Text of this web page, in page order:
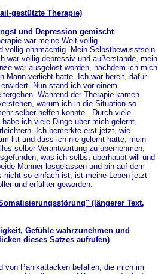
gestützte Therapie)
und Depression gemischt
war meine Welt völlig
völlig ohnmächtig. Mein Selbstbewusstsein
war völlig depressiv und außerstande, mein
war ausgelöst worden, nachdem ich mich
Mann verliebt hatte. Ich war bereit, dafür
Nun stand ich vor einem
Während der Therapie kamen
warum ich in die Situation so
selber helfen konnte. Durch viele
ich viele Dinge über mich gelernt,
Ich bemerkte erst jetzt, wie
litt und dass ich nie gelernt hatte, mein
selber Verantwortung zu übernehmen,
was ich selbst überhaupt will und
Männer losgelassen und bin auf dem
nicht so einfach ist, ist meine Leben jetzt
und erfüllter geworden.
(längerer Text,
Gefühle wahrzunehmen und
dieses Satzes aufrufen)
von Panikattacken befallen, die mich im